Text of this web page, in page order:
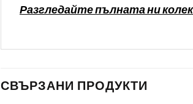
Разгледайте пълната ни
СВЪРЗАНИ ПРОДУКТИ